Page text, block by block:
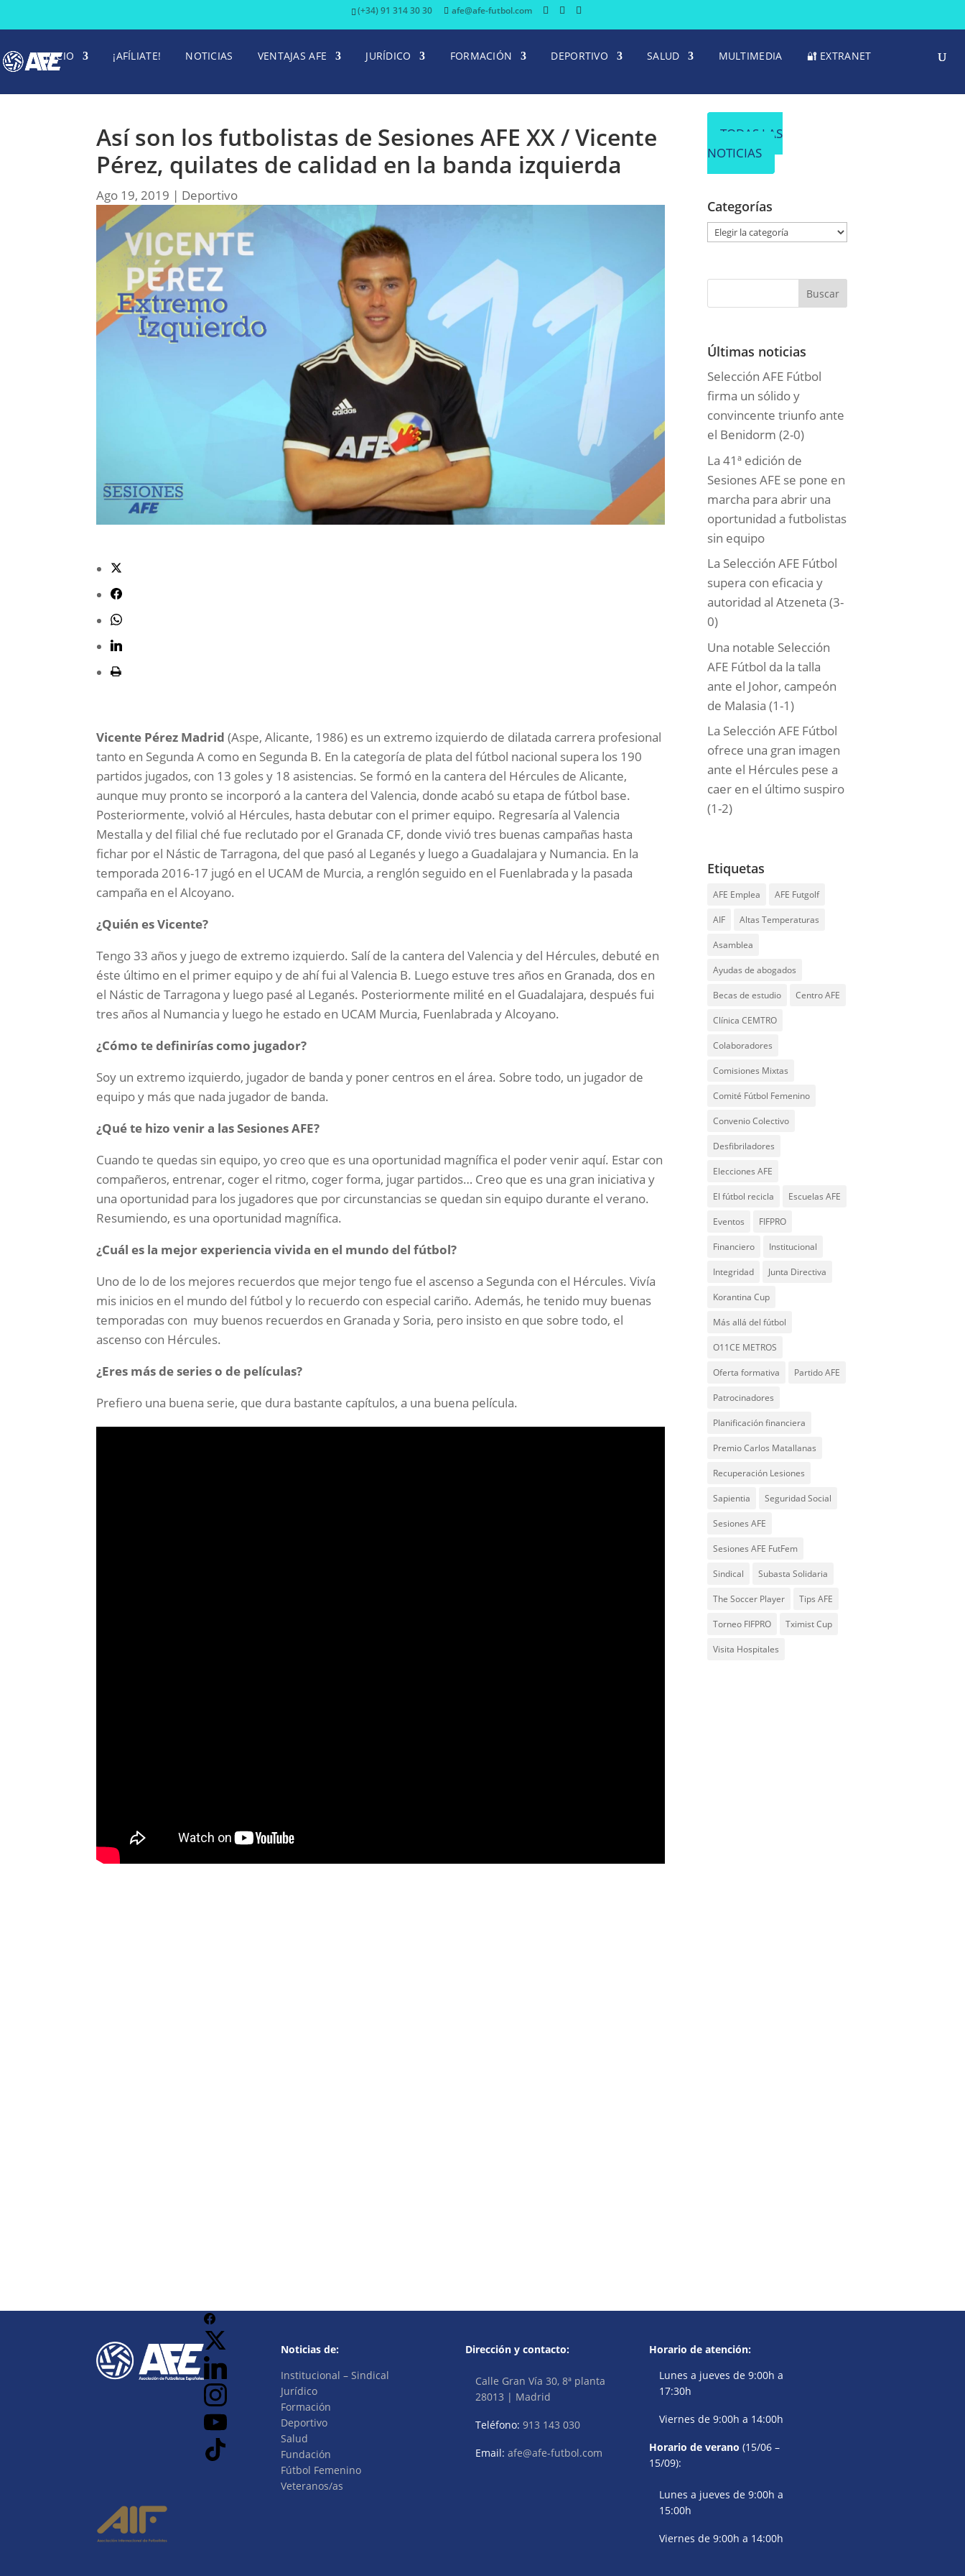
(+34) 91 314 30 30 afe@afe-futbol.com
INICIO ¡AFÍLIATE! NOTICIAS VENTAJAS AFE JURÍDICO FORMACIÓN DEPORTIVO SALUD MULTIMEDIA 🔐 EXTRANET
Así son los futbolistas de Sesiones AFE XX / Vicente
Pérez, quilates de calidad en la banda izquierda
Ago 19, 2019 | Deportivo
Vicente Pérez Madrid (Aspe, Alicante, 1986) es un extremo izquierdo de dilatada carrera profesional
tanto en Segunda A como en Segunda B. En la categoría de plata del fútbol nacional supera los 190
partidos jugados, con 13 goles y 18 asistencias. Se formó en la cantera del Hércules de Alicante,
aunque muy pronto se incorporó a la cantera del Valencia, donde acabó su etapa de fútbol base.
Posteriormente, volvió al Hércules, hasta debutar con el primer equipo. Regresaría al Valencia
Mestalla y del filial ché fue reclutado por el Granada CF, donde vivió tres buenas campañas hasta
fichar por el Nástic de Tarragona, del que pasó al Leganés y luego a Guadalajara y Numancia. En la
temporada 2016-17 jugó en el UCAM de Murcia, a renglón seguido en el Fuenlabrada y la pasada
campaña en el Alcoyano.
¿Quién es Vicente?
Tengo 33 años y juego de extremo izquierdo. Salí de la cantera del Valencia y del Hércules, debuté en
éste último en el primer equipo y de ahí fui al Valencia B. Luego estuve tres años en Granada, dos en
el Nástic de Tarragona y luego pasé al Leganés. Posteriormente milité en el Guadalajara, después fui
tres años al Numancia y luego he estado en UCAM Murcia, Fuenlabrada y Alcoyano.
¿Cómo te definirías como jugador?
Soy un extremo izquierdo, jugador de banda y poner centros en el área. Sobre todo, un jugador de
equipo y más que nada jugador de banda.
¿Qué te hizo venir a las Sesiones AFE?
Cuando te quedas sin equipo, yo creo que es una oportunidad magnífica el poder venir aquí. Estar con
compañeros, entrenar, coger el ritmo, coger forma, jugar partidos… Creo que es una gran iniciativa y
una oportunidad para los jugadores que por circunstancias se quedan sin equipo durante el verano.
Resumiendo, es una oportunidad magnífica.
¿Cuál es la mejor experiencia vivida en el mundo del fútbol?
Uno de lo de los mejores recuerdos que mejor tengo fue el ascenso a Segunda con el Hércules. Vivía
mis inicios en el mundo del fútbol y lo recuerdo con especial cariño. Además, he tenido muy buenas
temporadas con muy buenos recuerdos en Granada y Soria, pero insisto en que sobre todo, el
ascenso con Hércules.
¿Eres más de series o de películas?
Prefiero una buena serie, que dura bastante capítulos, a una buena película.
TODAS LAS
NOTICIAS
Categorías
g
r
a
s
Últimas noticias
Selección AFE Fútbol
firma un sólido y
convincente triunfo ante
el Benidorm (2-0)
La 41ª edición de
Sesiones AFE se pone en
marcha para abrir una
oportunidad a futbolistas
sin equipo
La Selección AFE Fútbol
supera con eficacia y
autoridad al Atzeneta (3-
0)
Una notable Selección
AFE Fútbol da la talla
ante el Johor, campeón
de Malasia (1-1)
La Selección AFE Fútbol
ofrece una gran imagen
ante el Hércules pese a
caer en el último suspiro
(1-2)
Etiquetas
AFE Emplea AFE Futgolf
AIF Altas Temperaturas
Asamblea
Ayudas de abogados
Becas de estudio Centro AFE
Clínica CEMTRO
Colaboradores
Comisiones Mixtas
Comité Fútbol Femenino
Convenio Colectivo
Desfibriladores
Elecciones AFE
El fútbol recicla Escuelas AFE
Eventos FIFPRO
Financiero Institucional
Integridad Junta Directiva
Korantina Cup
Más allá del fútbol
O11CE METROS
Oferta formativa Partido AFE
Patrocinadores
Planificación financiera
Premio Carlos Matallanas
Recuperación Lesiones
Sapientia Seguridad Social
Sesiones AFE
Sesiones AFE FutFem
Sindical Subasta Solidaria
The Soccer Player Tips AFE
Torneo FIFPRO Tximist Cup
Visita Hospitales
Noticias de:
Institucional – Sindical
Jurídico
Formación
Deportivo
Salud
Fundación
Fútbol Femenino
Veteranos/as
Dirección y contacto:
Calle Gran Vía 30, 8ª planta
28013 | Madrid
Teléfono: 913 143 030
Email: afe@afe-futbol.com
Horario de atención:
Lunes a jueves de 9:00h a
17:30h
Viernes de 9:00h a 14:00h
Horario de verano (15/06 –
15/09):
Lunes a jueves de 9:00h a
15:00h
Viernes de 9:00h a 14:00h